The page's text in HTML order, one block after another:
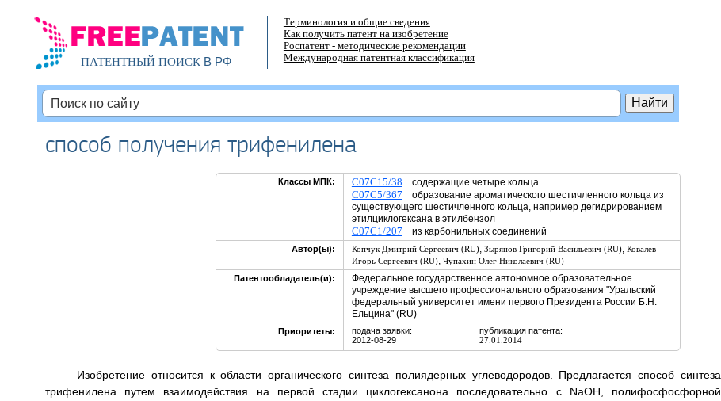
ПАТЕНТНЫЙ ПОИСКВ РФ
Терминология и общие сведения
Как получить патент на изобретение
Роспатент - методические рекомендации
Международная патентная классификация
способ получения трифенилена
Классы МПК: C07C15/38 содержащие четыре кольца
C07C5/367 образование ароматического шестичленного кольца из
существующего шестичленного кольца, например дегидрированием
этилциклогексана в этилбензол
C07C1/207 из карбонильных соединений
Автор(ы): Копчук Дмитрий Сергеевич (RU), Зырянов Григорий Васильевич (RU), Ковалев
Игорь Сергеевич (RU), Чупахин Олег Николаевич (RU)
Патентообладатель(и):
Федеральное государственное автономное образовательное
учреждение высшего профессионального образования "Уральский
федеральный университет имени первого Президента России Б.Н.
Ельцина" (RU)
Приоритеты:
подача заявки:
2012-08-29
публикация патента:
27.01.2014
Изобретение относится к области органического синтеза полиядерных углеводородов. Предлагается способ синтеза
трифенилена путем взаимодействия на первой стадии циклогексанона последовательно с NaOH, полифосфосфорной